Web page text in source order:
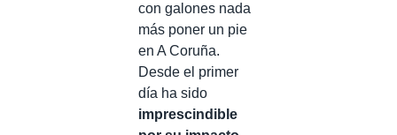
con galones nada
más poner un pie
en A Coruña.
Desde el primer
día ha sido
imprescindible